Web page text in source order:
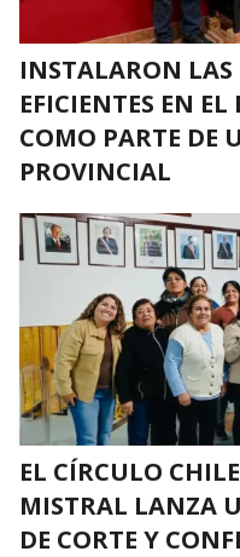
INSTALARON LAS
EFICIENTES EN
COMO PARTE DE
PROVINCIAL
EL CÍRCULO
MISTRAL LANZA
DE CORTE Y